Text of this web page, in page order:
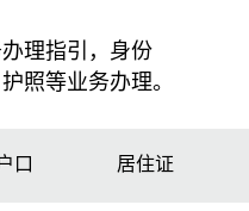
理指引，身份
照等业务办理。
口 居住证